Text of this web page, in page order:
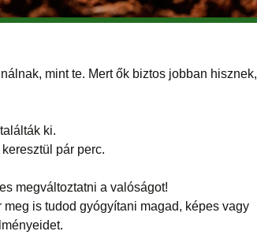
mint te. Mert ők biztos jobban hisznek,
ki.
pár perc.
megváltoztatni a valóságot!
is tudod gyógyítani magad, képes vagy